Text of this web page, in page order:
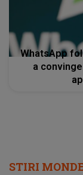
WhatsApp
a
STIRI